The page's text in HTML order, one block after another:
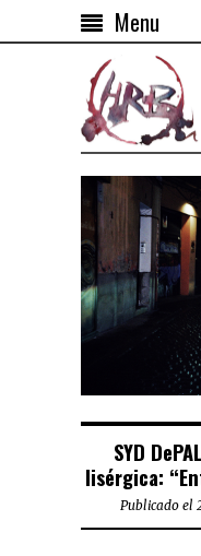
Menu
SYD
lisérgica:
Publicado el